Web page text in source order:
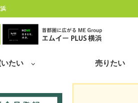
たい 売りたい